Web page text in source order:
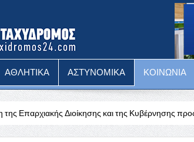
ΑΘΛΗΤΙΚΑ ΑΣΤΥΝΟΜΙΚΑ ΚΟΙΝΩΝΙΑ
και της Κυβέρνησης προς τη Νατά και όλες τις